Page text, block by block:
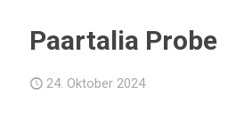
Paartalia Probe
24. Oktober 2024